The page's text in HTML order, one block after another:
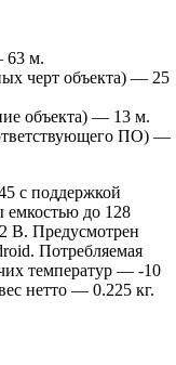
63 м.
черт объекта) — 25
объекта) — 13 м.
ПО) —
с поддержкой
емкостью до 128
В. Предусмотрен
Потребляемая
температур — -10
нетто — 0.225 кг.